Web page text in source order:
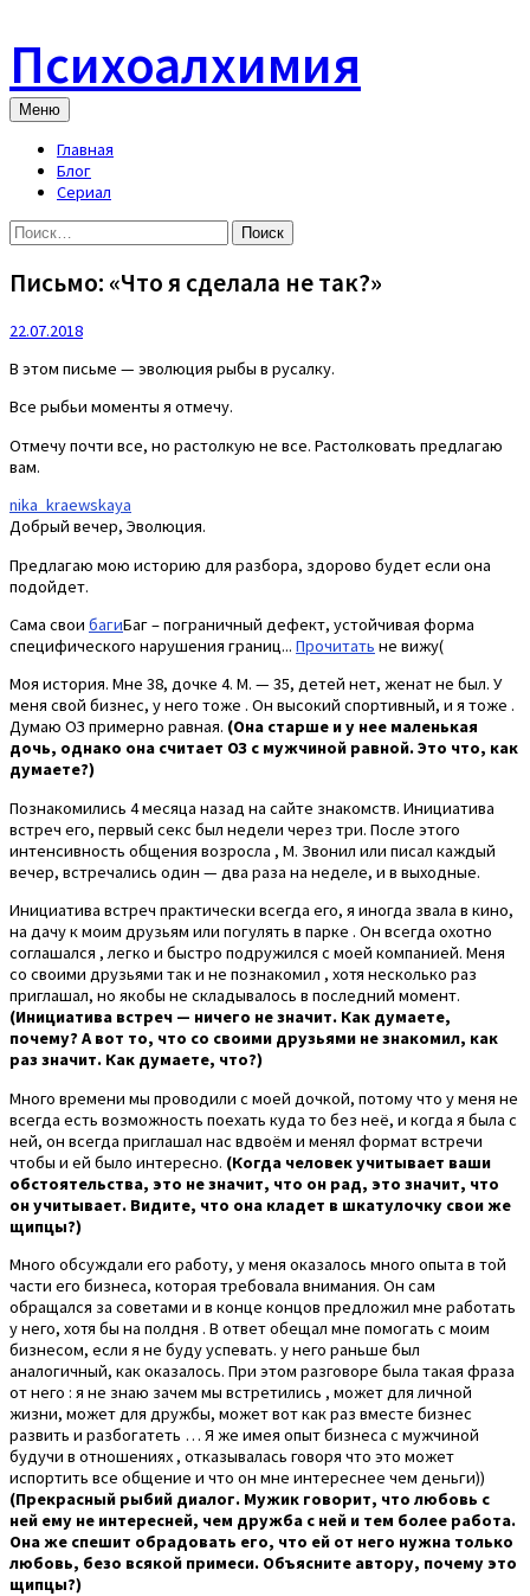
content
Психоалхимия
Меню
Главная
Блог
Сериал
Найти:
Письмо: «Что я сделала не так?»
22.07.2018
В этом письме — эволюция рыбы в русалку.
Все рыбьи моменты я отмечу.
Отмечу почти все, но растолкую не все. Растолковать предлагаю
вам.
nika_kraewskaya
Добрый вечер, Эволюция.
Предлагаю мою историю для разбора, здорово будет если она
подойдет.
Сама свои багиБаг – пограничный дефект, устойчивая форма
специфического нарушения границ... Прочитать не вижу(
Моя история. Мне 38, дочке 4. М. — 35, детей нет, женат не был. У
меня свой бизнес, у него тоже . Он высокий спортивный, и я тоже .
Думаю ОЗ примерно равная. (Она старше и у нее маленькая
дочь, однако она считает ОЗ с мужчиной равной. Это что, как
думаете?)
Познакомились 4 месяца назад на сайте знакомств. Инициатива
встреч его, первый секс был недели через три. После этого
интенсивность общения возросла , М. Звонил или писал каждый
вечер, встречались один — два раза на неделе, и в выходные.
Инициатива встреч практически всегда его, я иногда звала в кино,
на дачу к моим друзьям или погулять в парке . Он всегда охотно
соглашался , легко и быстро подружился с моей компанией. Меня
со своими друзьями так и не познакомил , хотя несколько раз
приглашал, но якобы не складывалось в последний момент.
(Инициатива встреч — ничего не значит. Как думаете,
почему? А вот то, что со своими друзьями не знакомил, как
раз значит. Как думаете, что?)
Много времени мы проводили с моей дочкой, потому что у меня не
всегда есть возможность поехать куда то без неё, и когда я была с
ней, он всегда приглашал нас вдвоём и менял формат встречи
чтобы и ей было интересно. (Когда человек учитывает ваши
обстоятельства, это не значит, что он рад, это значит, что
он учитывает. Видите, что она кладет в шкатулочку свои же
щипцы?)
Много обсуждали его работу, у меня оказалось много опыта в той
части его бизнеса, которая требовала внимания. Он сам
обращался за советами и в конце концов предложил мне работать
у него, хотя бы на полдня . В ответ обещал мне помогать с моим
бизнесом, если я не буду успевать. у него раньше был
аналогичный, как оказалось. При этом разговоре была такая фраза
от него : я не знаю зачем мы встретились , может для личной
жизни, может для дружбы, может вот как раз вместе бизнес
развить и разбогатеть … Я же имея опыт бизнеса с мужчиной
будучи в отношениях , отказывалась говоря что это может
испортить все общение и что он мне интереснее чем деньги))
(Прекрасный рыбий диалог. Мужик говорит, что любовь с
ней ему не интересней, чем дружба с ней и тем более работа.
Она же спешит обрадовать его, что ей от него нужна только
любовь, безо всякой примеси. Объясните автору, почему это
щипцы?)